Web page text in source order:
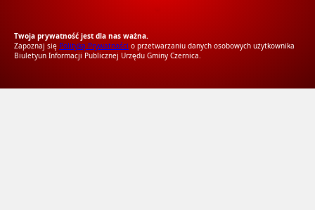
Twoja prywatność jest dla nas ważna.
Zapoznaj się Polityką Prywatności o przetwarzaniu danych osobowych użytkownika
Biuletyun Informacji Publicznej Urzędu Gminy Czernica.